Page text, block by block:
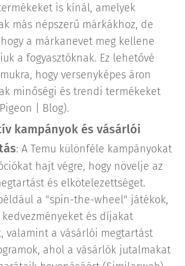
is kínál, amelyek
más népszerű márkákhoz, de
a márkanevet meg kellene
a fogyasztóknak. Ez lehetővé
hogy versenyképes áron
minőségi és trendi termékeket​
| Blog)​.
kampányok és vásárlói
: A Temu különféle kampányokat
hajt végre, hogy növelje az
és elkötelezettséget.
a "spin-the-wheel" játékok,
kedvezményeket és díjakat
valamint a vásárlói megtartást
ahol a vásárlók jutalmakat